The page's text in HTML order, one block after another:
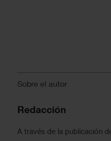
Sobre el autor
Redacción
A través de la publicación